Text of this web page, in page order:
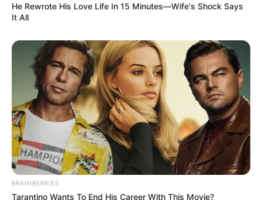
(foto: instagram/anggikabolsterli)
4. Disela waktu sibuknya, Anggika tetap meluangkan
waktu untuk keluarga. Gadis yang penyayang ya!
He Rewrote His Love Life In 15 Minutes—Wife's Shock Says
It All
BRAINBERRIES
Tarantino Wants To End His Career With This Movie?